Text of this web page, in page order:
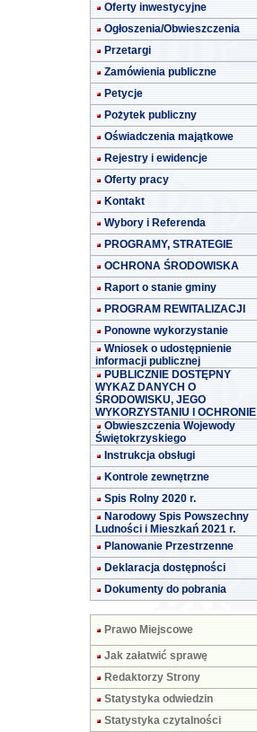
Oferty inwestycyjne
Ogłoszenia/Obwieszczenia
Przetargi
Zamówienia publiczne
Petycje
Pożytek publiczny
Oświadczenia majątkowe
Rejestry i ewidencje
Oferty pracy
Kontakt
Wybory i Referenda
PROGRAMY, STRATEGIE
OCHRONA ŚRODOWISKA
Raport o stanie gminy
PROGRAM REWITALIZACJI
Ponowne wykorzystanie
Wniosek o udostępnienie
informacji publicznej
PUBLICZNIE DOSTĘPNY
WYKAZ DANYCH O
ŚRODOWISKU, JEGO
WYKORZYSTANIU I OCHRONIE
Obwieszczenia Wojewody
Świętokrzyskiego
Instrukcja obsługi
Kontrole zewnętrzne
Spis Rolny 2020 r.
Narodowy Spis Powszechny
Ludności i Mieszkań 2021 r.
Planowanie Przestrzenne
Deklaracja dostępności
Dokumenty do pobrania
Prawo Miejscowe
Jak załatwić sprawę
Redaktorzy Strony
Statystyka odwiedzin
Statystyka czytalności